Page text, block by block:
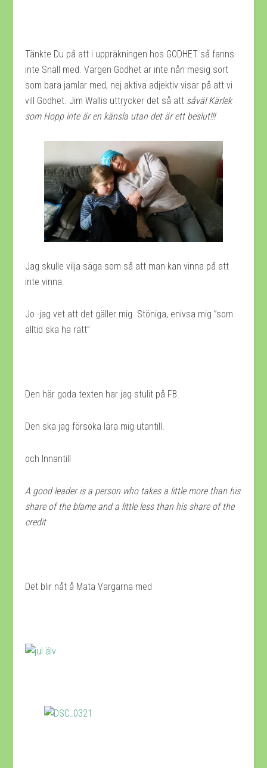
Tänkte Du på att i uppräkningen hos GODHET så fanns
inte Snäll med. Vargen Godhet är inte nån mesig sort
som bara jamlar med, nej aktiva adjektiv visar på att vi
vill Godhet. Jim Wallis uttrycker det så att såväl Kärlek
som Hopp inte är en känsla utan det är ett beslut!!!
Jag skulle vilja säga som så att man kan vinna på att
inte vinna.
Jo -jag vet att det gäller mig. Stöniga, enivsa mig ”som
alltid ska ha rätt”
Den här goda texten har jag stulit på FB.
Den ska jag försöka lära mig utantill.
och Innantill
A good leader is a person who takes a little more than his
share of the blame and a little less than his share of the
credit
Det blir nåt å Mata Vargarna med